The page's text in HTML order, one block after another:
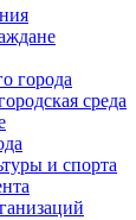
города
среда
и спорта